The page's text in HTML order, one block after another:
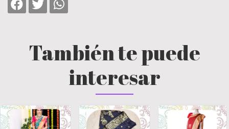
También te puede
interesar